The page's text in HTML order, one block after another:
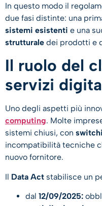
In questo modo il
due fasi distinte: una
sistemi esistenti e una
strutturale dei prodotti e
Il ruolo del
servizi
Uno degli aspetti più
computing. Molte
sistemi chiusi, con
incompatibilità tecniche
nuovo fornitore.
Il Data Act stabilisce un
dal 12/09/2025: